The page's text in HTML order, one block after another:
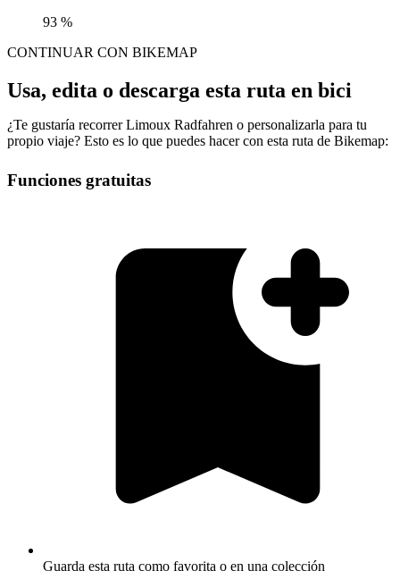
93 %
CONTINUAR CON BIKEMAP
Usa, edita o descarga esta ruta en bici
¿Te gustaría recorrer Limoux Radfahren o personalizarla para tu
propio viaje? Esto es lo que puedes hacer con esta ruta de Bikemap:
Funciones gratuitas
Guarda esta ruta como favorita o en una colección